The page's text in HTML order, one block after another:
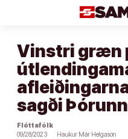
Vinstri græn
sagði Þórunn
Flóttafólk
09/28/2023
Haukur Már Helgason